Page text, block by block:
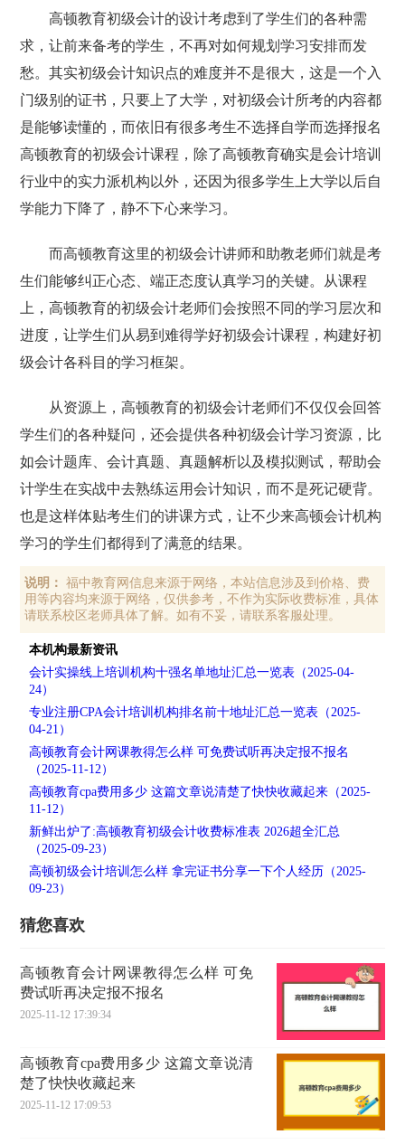
高顿教育初级会计的设计考虑到了学生们的各种需
求，让前来备考的学生，不再对如何规划学习安排而发
愁。其实初级会计知识点的难度并不是很大，这是一个入
门级别的证书，只要上了大学，对初级会计所考的内容都
是能够读懂的，而依旧有很多考生不选择自学而选择报名
高顿教育的初级会计课程，除了高顿教育确实是会计培训
行业中的实力派机构以外，还因为很多学生上大学以后自
学能力下降了，静不下心来学习。
而高顿教育这里的初级会计讲师和助教老师们就是考
生们能够纠正心态、端正态度认真学习的关键。从课程
上，高顿教育的初级会计老师们会按照不同的学习层次和
进度，让学生们从易到难得学好初级会计课程，构建好初
级会计各科目的学习框架。
从资源上，高顿教育的初级会计老师们不仅仅会回答
学生们的各种疑问，还会提供各种初级会计学习资源，比
如会计题库、会计真题、真题解析以及模拟测试，帮助会
计学生在实战中去熟练运用会计知识，而不是死记硬背。
也是这样体贴考生们的讲课方式，让不少来高顿会计机构
学习的学生们都得到了满意的结果。
说明：
福中教育网信息来源于网络，本站信息涉及到价格、费
用等内容均来源于网络，仅供参考，不作为实际收费标准，具体
请联系校区老师具体了解。如有不妥，请联系客服处理。
本机构最新资讯
会计实操线上培训机构十强名单地址汇总一览表（2025-04-
24）
专业注册CPA会计培训机构排名前十地址汇总一览表（2025-
04-21）
高顿教育会计网课教得怎么样 可免费试听再决定报不报名
（2025-11-12）
高顿教育cpa费用多少 这篇文章说清楚了快快收藏起来（2025-
11-12）
新鲜出炉了:高顿教育初级会计收费标准表 2026超全汇总
（2025-09-23）
高顿初级会计培训怎么样 拿完证书分享一下个人经历（2025-
09-23）
猜您喜欢
高顿教育会计网课教得怎么样 可免
费试听再决定报不报名
2025-11-12 17:39:34
高顿教育cpa费用多少 这篇文章说清
楚了快快收藏起来
2025-11-12 17:09:53